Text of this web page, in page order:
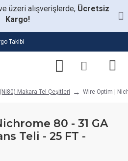
üzeri alışverişlerde, Ücretsiz
Kargo!
Takibi
Makara Tel Çeşitleri Wire Optim |
80 - 31 GA
Teli - 25 FT -